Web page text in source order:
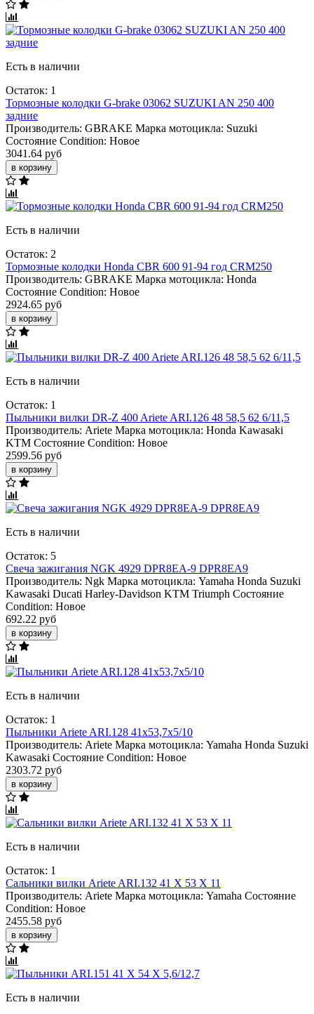
Есть в наличии
Остаток: 1
Тормозные колодки G-brake 03062 SUZUKI AN 250 400
задние
Производитель: GBRAKE Марка мотоцикла: Suzuki
Состояние Condition: Новое
3041.64 руб
в корзину
Есть в наличии
Остаток: 2
Тормозные колодки Honda CBR 600 91-94 год CRM250
Производитель: GBRAKE Марка мотоцикла: Honda
Состояние Condition: Новое
2924.65 руб
в корзину
Есть в наличии
Остаток: 1
Пыльники вилки DR-Z 400 Ariete ARI.126 48 58,5 62 6/11,5
Производитель: Ariete Марка мотоцикла: Honda Kawasaki
KTM Состояние Condition: Новое
2599.56 руб
в корзину
Есть в наличии
Остаток: 5
Свеча зажигания NGK 4929 DPR8EA-9 DPR8EA9
Производитель: Ngk Марка мотоцикла: Yamaha Honda Suzuki
Kawasaki Ducati Harley-Davidson KTM Triumph Состояние
Condition: Новое
692.22 руб
в корзину
Есть в наличии
Остаток: 1
Пыльники Ariete ARI.128 41x53,7x5/10
Производитель: Ariete Марка мотоцикла: Yamaha Honda Suzuki
Kawasaki Состояние Condition: Новое
2303.72 руб
в корзину
Есть в наличии
Остаток: 1
Сальники вилки Ariete ARI.132 41 X 53 X 11
Производитель: Ariete Марка мотоцикла: Yamaha Состояние
Condition: Новое
2455.58 руб
в корзину
Есть в наличии